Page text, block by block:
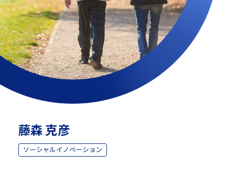
藤森 克彦
ソーシャルイノベーション